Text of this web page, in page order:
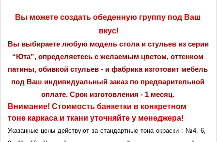
Вы можете создать обеденную группу под Ваш
вкус!
Вы выбираете любую модель стола и стульев из серии
“Юта”, определяетесь с желаемым цветом, оттенком
патины, обивкой стульев - и фабрика изготовит мебель
под Ваш индивидуальный заказ по предварительной
оплате. Срок изготовления - 1 месяц.
Внимание! Стоимость банкетки в конкретном
тоне каркаса и ткани уточняйте у менеджера!
Указанные цены действуют за стандартные тона окраски : №4, 6,